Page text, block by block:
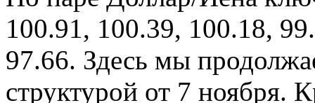
100.91, 100.39, 100.18,
97.66. Здесь мы
структурой от 7 ноября.